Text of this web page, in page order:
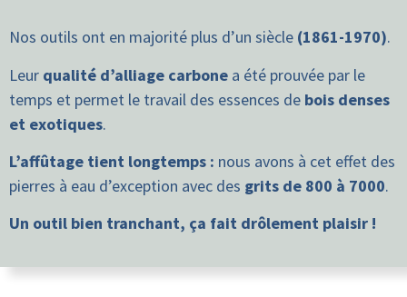
Nos outils ont en majorité plus d’un siècle (1861-1970).
Leur qualité d’alliage carbone a été prouvée par le
temps et permet le travail des essences de bois denses
et exotiques.
L’affûtage tient longtemps : nous avons à cet effet des
pierres à eau d’exception avec des grits de 800 à 7000.
Un outil bien tranchant, ça fait drôlement plaisir !